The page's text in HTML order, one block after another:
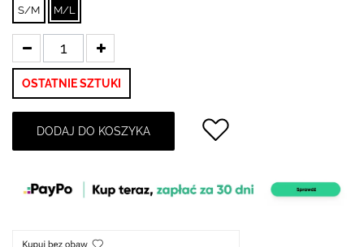
S/M M/L
OSTATNIE SZTUKI
DODAJ DO KOSZYKA